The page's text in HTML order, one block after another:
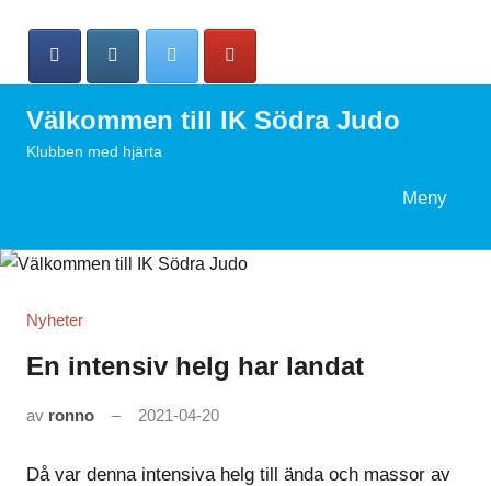
Välkommen till IK Södra Judo
Klubben med hjärta
Meny
Nyheter
En intensiv helg har landat
av ronno 2021-04-20
Då var denna intensiva helg till ända och massor av